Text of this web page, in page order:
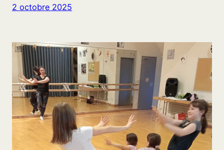
2 octobre 2025